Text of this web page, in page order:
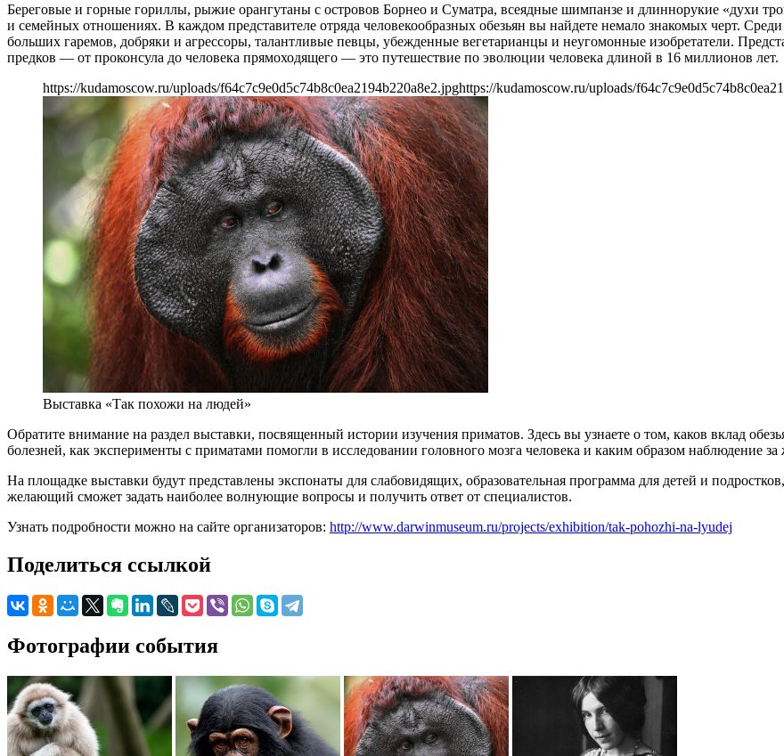
Береговые и горные гориллы, рыжие орангутаны с островов Борнео и Суматра, всеядные шимпанзе и длиннорукие «духи
и семейных отношениях. В каждом представителе отряда человекообразных обезьян вы найдете немало знакомых черт.
больших гаремов, добряки и агрессоры, талантливые певцы, убежденные вегетарианцы и неугомонные изобретатели.
предков — от проконсула до человека прямоходящего — это путешествие по эволюции человека длиной в 16 миллионов лет.
https://kudamoscow.ru/uploads/f64c7c9e0d5c74b8c0ea2194b220a8e2.jpghttps://kudamoscow.ru/uploads/
Выставка «Так похожи на людей»
Обратите внимание на раздел выставки, посвященный истории изучения приматов. Здесь вы узнаете о том, каков вклад
болезней, как эксперименты с приматами помогли в исследовании головного мозга человека и каким образом наблюдение
На площадке выставки будут представлены экспонаты для слабовидящих, образовательная программа для детей и
желающий сможет задать наиболее волнующие вопросы и получить ответ от специалистов.
Узнать подробности можно на сайте организаторов: http://www.darwinmuseum.ru/projects/exhibition/tak-pohozhi-na-lyudej
Поделиться ссылкой
Фотографии события